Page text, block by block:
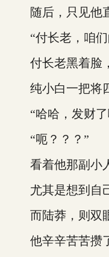
随后，只见他直
“付长老，咱们
付长老黑着脸，
纯小白一把将四
“哈哈，发财了
“呃？？？”
看着他那副小人
尤其是想到自己
而陆莽，则双眼
他辛辛苦苦攒了